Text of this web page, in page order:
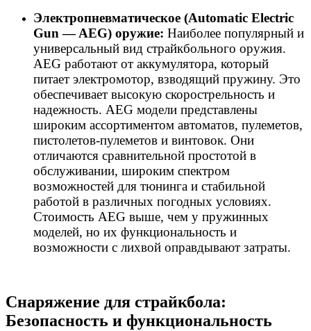
Электропневматическое (Automatic Electric
Gun — AEG) оружие: Наиболее популярный и
универсальный вид страйкбольного оружия.
AEG работают от аккумулятора, который
питает электромотор, взводящий пружину. Это
обеспечивает высокую скорострельность и
надежность. AEG модели представлены
широким ассортиментом автоматов, пулеметов,
пистолетов-пулеметов и винтовок. Они
отличаются сравнительной простотой в
обслуживании, широким спектром
возможностей для тюнинга и стабильной
работой в различных погодных условиях.
Стоимость AEG выше, чем у пружинных
моделей, но их функциональность и
возможности с лихвой оправдывают затраты.
Снаряжение для страйкбола:
Безопасность и функциональность